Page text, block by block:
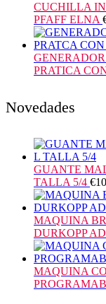
CUCHILLA
PFAFF ELNA
PRATICA
Novedades
GUANTE
TALLA 5/4 €
MAQUINA
DURKOPP
MAQUINA